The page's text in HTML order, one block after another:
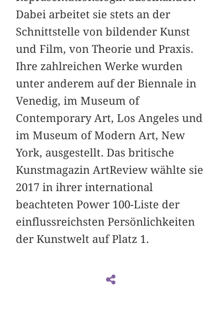
Dabei arbeitet sie stets an der
Schnittstelle von bildender Kunst
und Film, von Theorie und Praxis.
Ihre zahlreichen Werke wurden
unter anderem auf der Biennale in
Venedig, im Museum of
Contemporary Art, Los Angeles und
im Museum of Modern Art, New
York, ausgestellt. Das britische
Kunstmagazin ArtReview wählte sie
2017 in ihrer international
beachteten Power 100-Liste der
einflussreichsten Persönlichkeiten
der Kunstwelt auf Platz 1.